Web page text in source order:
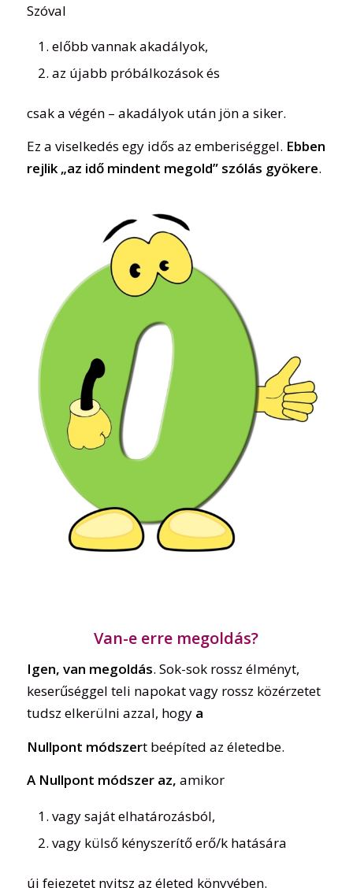
Szóval
előbb vannak akadályok,
az újabb próbálkozások és
csak a végén – akadályok után jön a siker.
Ez a viselkedés egy idős az emberiséggel. Ebben
rejlik „az idő mindent megold” szólás gyökere.
Van-e erre megoldás?
Igen, van megoldás. Sok-sok rossz élményt,
keserűséggel teli napokat vagy rossz közérzetet
tudsz elkerülni azzal, hogy a
Nullpont módszert beépíted az életedbe.
A Nullpont módszer az, amikor
vagy saját elhatározásból,
vagy külső kényszerítő erő/k hatására
új fejezetet nyitsz az életed könyvében.